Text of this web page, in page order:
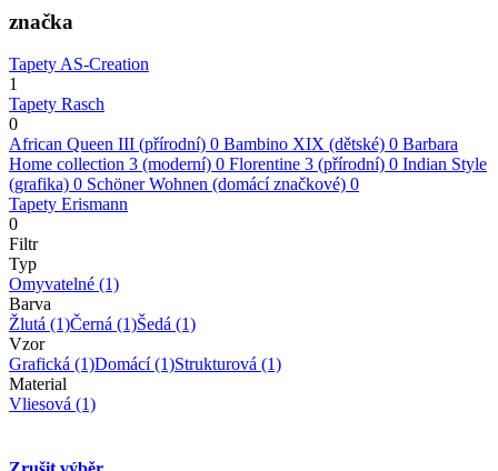
značka
Tapety AS-Creation
1
Tapety Rasch
0
African Queen III (přírodní) 0 Bambino XIX (dětské) 0 Barbara
Home collection 3 (moderní) 0 Florentine 3 (přírodní) 0 Indian Style
(grafika) 0 Schöner Wohnen (domácí značkové) 0
Tapety Erismann
0
Filtr
Typ
Omyvatelné (1)
Barva
Žlutá (1)Černá (1)Šedá (1)
Vzor
Grafická (1)Domácí(1)Strukturová (1)
Material
Vliesová (1)